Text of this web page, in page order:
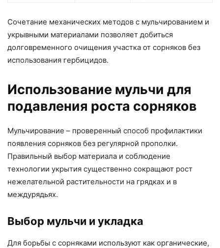
Сочетание механических методов с мульчированием и
укрывными материалами позволяет добиться
долговременного очищения участка от сорняков без
использования гербицидов.
Использование мульчи для
подавления роста сорняков
Мульчирование – проверенный способ профилактики
появления сорняков без регулярной прополки.
Правильный выбор материала и соблюдение
технологии укрытия существенно сокращают рост
нежелательной растительности на грядках и в
междурядьях.
Выбор мульчи и укладка
Для борьбы с сорняками используют как органические,